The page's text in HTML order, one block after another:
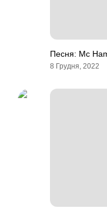
Песня: Mc
8 Грудня, 2022